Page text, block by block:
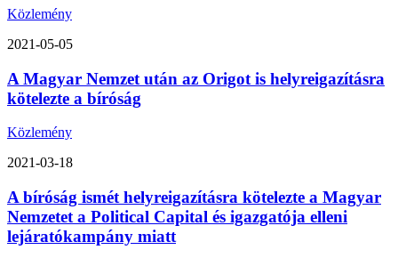
Közlemény
2021-05-05
A Magyar Nemzet után az Origot is helyreigazításra
kötelezte a bíróság
Közlemény
2021-03-18
A bíróság ismét helyreigazításra kötelezte a Magyar
Nemzetet a Political Capital és igazgatója elleni
lejáratókampány miatt